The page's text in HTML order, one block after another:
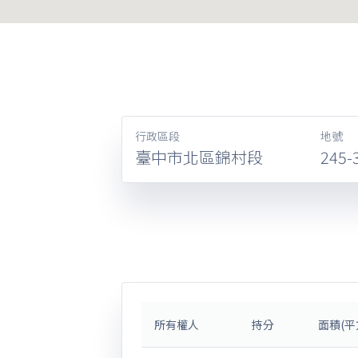
行政區段
臺中市北區錦村段
地號
245-
所有權人 持分 面積(